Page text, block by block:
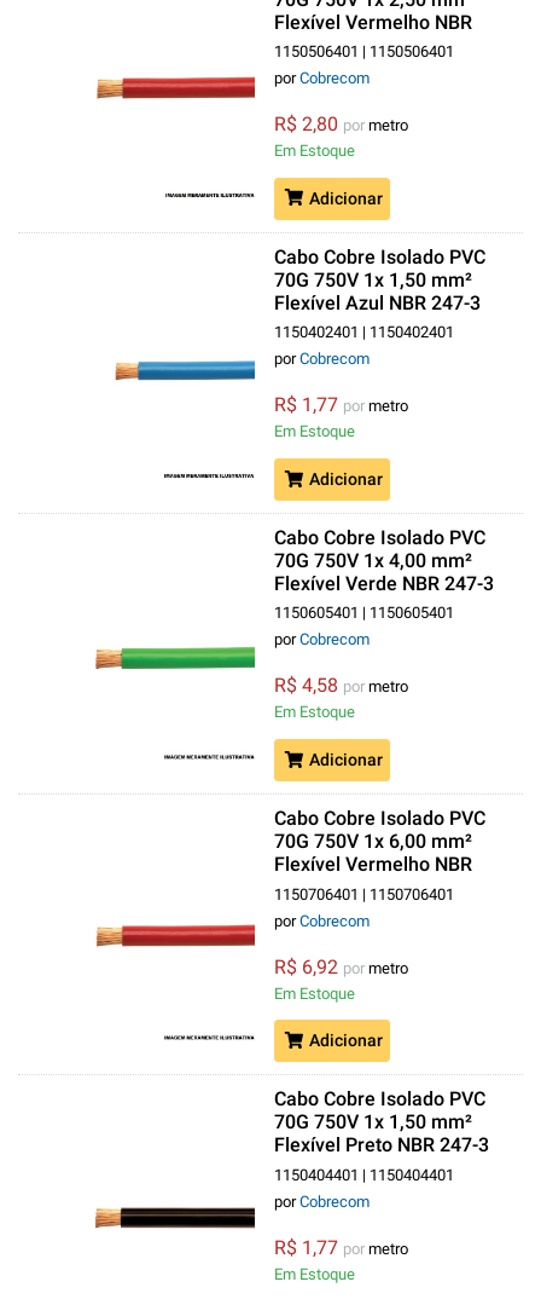
Flexível Vermelho NBR
247-3 Classe 5
1150506401 | 1150506401
porCobrecom
R$ 2,80 por metro
Em Estoque
Adicionar
Cabo Cobre Isolado PVC
70G 750V 1x 1,50 mm²
Flexível Azul NBR 247-3
Classe 5
1150402401 | 1150402401
porCobrecom
R$ 1,77 por metro
Em Estoque
Adicionar
Cabo Cobre Isolado PVC
70G 750V 1x 4,00 mm²
Flexível Verde NBR 247-3
Classe 5
1150605401 | 1150605401
porCobrecom
R$ 4,58 por metro
Em Estoque
Adicionar
Cabo Cobre Isolado PVC
70G 750V 1x 6,00 mm²
Flexível Vermelho NBR
247-3 Classe 5
1150706401 | 1150706401
porCobrecom
R$ 6,92 por metro
Em Estoque
Adicionar
Cabo Cobre Isolado PVC
70G 750V 1x 1,50 mm²
Flexível Preto NBR 247-3
Classe 5
1150404401 | 1150404401
porCobrecom
R$ 1,77 por metro
Em Estoque